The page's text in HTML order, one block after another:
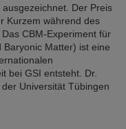
ausgezeichnet. Der Preis
Kurzem während des
CBM-Experiment für
Matter) ist eine
bei GSI entsteht. Dr.
Universität Tübingen